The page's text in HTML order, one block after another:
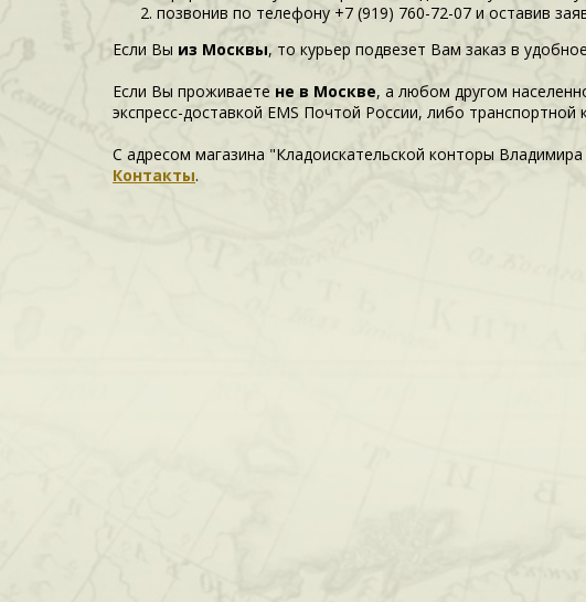
позвонив по телефону +7 (919) 760-72-07 и оставив
Если Вы из Москвы, то курьер подвезет Вам заказ в
Если Вы проживаете не в Москве, а любом другом
экспресс-доставкой EMS Почтой России, либо
С адресом магазина "Кладоискательской конторы
Контакты.